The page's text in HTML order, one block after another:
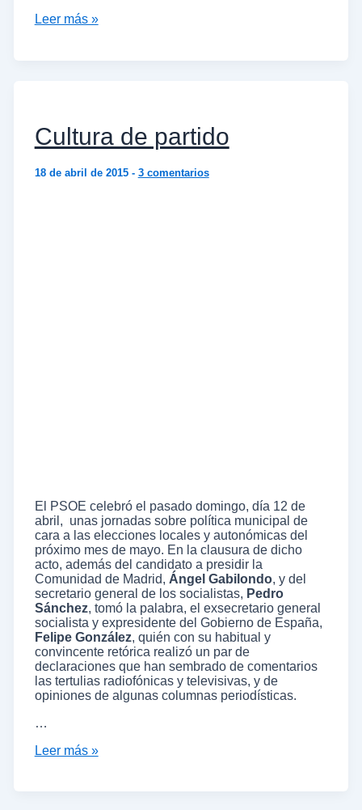
Leer más »
Cultura de partido
18 de abril de 2015 - 3 comentarios
El PSOE celebró el pasado domingo, día 12 de
abril, unas jornadas sobre política municipal de
cara a las elecciones locales y autonómicas del
próximo mes de mayo. En la clausura de dicho
acto, además del candidato a presidir la
Comunidad de Madrid, Ángel Gabilondo, y del
secretario general de los socialistas, Pedro
Sánchez, tomó la palabra, el exsecretario general
socialista y expresidente del Gobierno de España,
Felipe González, quién con su habitual y
convincente retórica realizó un par de
declaraciones que han sembrado de comentarios
las tertulias radiofónicas y televisivas, y de
opiniones de algunas columnas periodísticas.
…
Leer más »